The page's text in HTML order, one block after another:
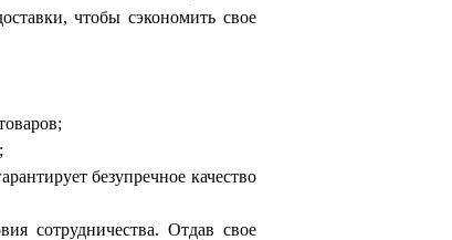
чтобы сэкономить свое
безупречное качество
сотрудничества. Отдав свое